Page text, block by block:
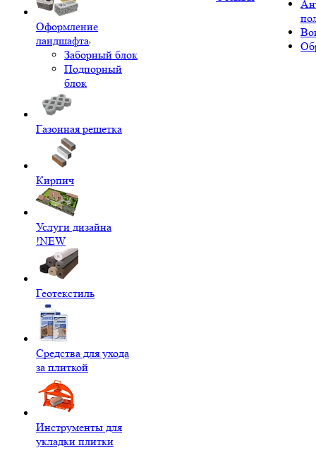
Оформление
ландшафта
Заборный блок
Подпорный
блок
Газонная решетка
Кирпич
Услуги дизайна
!NEW
Геотекстиль
Средства для ухода
за плиткой
Инструменты для
укладки плитки